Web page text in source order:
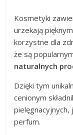
Kosmetyki
urzekają
korzystne dla
że są
naturalnych
Dzięki tym
cenionym
perfum.